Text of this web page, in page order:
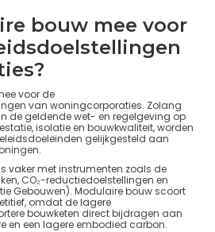
bouw mee voor
voor de
van woningcorporaties. Zolang
de geldende wet- en regelgeving op
isolatie en bouwkwaliteit, worden
gelijkgesteld aan
vaker met instrumenten zoals de
CO₂-reductiedoelstellingen en
Gebouwen). Modulaire bouw scoort
omdat de lagere
bouwketen direct bijdragen aan
en een lagere embodied carbon.